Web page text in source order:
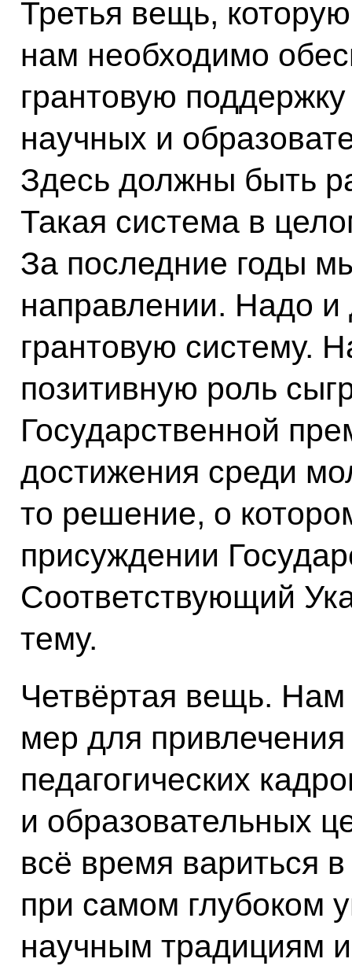
Третья вещь,
нам необходимо
грантовую
научных и
Здесь должны быть
Такая система в
За последние годы
направлении. Надо и
грантовую систему.
позитивную роль
Государственной
достижения среди
то решение, о
присуждении
Соответствующий
тему.
Четвёртая вещь.
мер для
педагогических
и образовательных
всё время вариться
при самом глубоком
научным традициям